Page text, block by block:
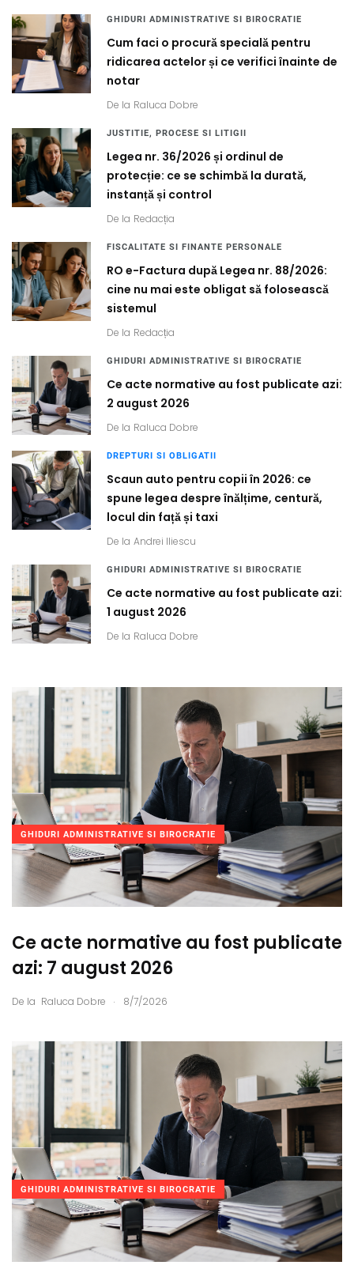
GHIDURI ADMINISTRATIVE SI BIROCRATIE
Cum faci o procură specială pentru
ridicarea actelor și ce verifici înainte de
notar
De la Raluca Dobre
JUSTITIE, PROCESE SI LITIGII
Legea nr. 36/2026 și ordinul de
protecție: ce se schimbă la durată,
instanță și control
De la Redacția
FISCALITATE SI FINANTE PERSONALE
RO e-Factura după Legea nr. 88/2026:
cine nu mai este obligat să folosească
sistemul
De la Redacția
GHIDURI ADMINISTRATIVE SI BIROCRATIE
Ce acte normative au fost publicate azi:
2 august 2026
De la Raluca Dobre
DREPTURI SI OBLIGATII
Scaun auto pentru copii în 2026: ce
spune legea despre înălțime, centură,
locul din față și taxi
De la Andrei Iliescu
GHIDURI ADMINISTRATIVE SI BIROCRATIE
Ce acte normative au fost publicate azi:
1 august 2026
De la Raluca Dobre
GHIDURI ADMINISTRATIVE SI BIROCRATIE
Ce acte normative au fost publicate
azi: 7 august 2026
De la Raluca Dobre . 8/7/2026
GHIDURI ADMINISTRATIVE SI BIROCRATIE